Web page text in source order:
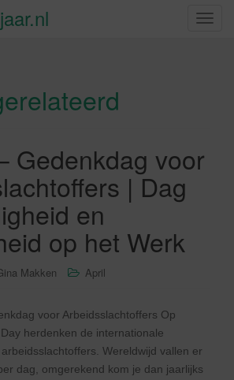
S
Gedenkdag voor
| Dag
en
op het Werk
Makken April
voor Arbeidsslachtoffers Op
herdenken de internationale
Wereldwijd vallen er
dag, omgerekend kom je dan jaarlijks